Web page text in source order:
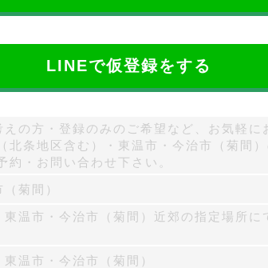
LINEで仮登録をする
の方・登録のみのご希望など、お気軽
北条地区含む）・東温市・今治市（菊間
・お問い合わせ下さい。
菊間）
温市・今治市（菊間）近郊の指定場所に
温市・今治市（菊間）